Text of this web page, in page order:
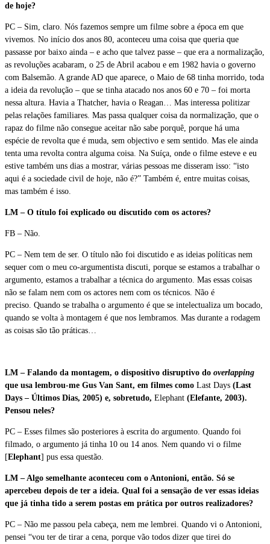
de hoje?
PC – Sim, claro. Nós fazemos sempre um filme sobre a época em que
vivemos. No início dos anos 80, aconteceu uma coisa que queria que
passasse por baixo ainda – e acho que talvez passe – que era a normalização,
as revoluções acabaram, o 25 de Abril acabou e em 1982 havia o governo
com Balsemão. A grande AD que aparece, o Maio de 68 tinha morrido, toda
a ideia da revolução – que se tinha atacado nos anos 60 e 70 – foi morta
nessa altura. Havia a Thatcher, havia o Reagan… Mas interessa politizar
pelas relações familiares. Mas passa qualquer coisa da normalização, que o
rapaz do filme não consegue aceitar não sabe porquê, porque há uma
espécie de revolta que é muda, sem objectivo e sem sentido. Mas ele ainda
tenta uma revolta contra alguma coisa. Na Suíça, onde o filme esteve e eu
estive também uns dias a mostrar, várias pessoas me disseram isso: “isto
aqui é a sociedade civil de hoje, não é?” Também é, entre muitas coisas,
mas também é isso.
LM – O título foi explicado ou discutido com os actores?
FB – Não.
PC – Nem tem de ser. O título não foi discutido e as ideias políticas nem
sequer com o meu co-argumentista discuti, porque se estamos a trabalhar o
argumento, estamos a trabalhar a técnica do argumento. Mas essas coisas
não se falam nem com os actores nem com os técnicos. Não é
preciso. Quando se trabalha o argumento é que se intelectualiza um bocado,
quando se volta à montagem é que nos lembramos. Mas durante a rodagem
as coisas são tão práticas…
LM – Falando da montagem, o dispositivo disruptivo do overlapping
que usa lembrou-me Gus Van Sant, em filmes como Last Days (Last
Days – Últimos Dias, 2005) e, sobretudo, Elephant (Elefante, 2003).
Pensou neles?
PC – Esses filmes são posteriores à escrita do argumento. Quando foi
filmado, o argumento já tinha 10 ou 14 anos. Nem quando vi o filme
[Elephant] pus essa questão.
LM – Algo semelhante aconteceu com o Antonioni, então. Só se
apercebeu depois de ter a ideia. Qual foi a sensação de ver essas ideias
que já tinha tido a serem postas em prática por outros realizadores?
PC – Não me passou pela cabeça, nem me lembrei. Quando vi o Antonioni,
pensei “vou ter de tirar a cena, porque vão todos dizer que tirei do